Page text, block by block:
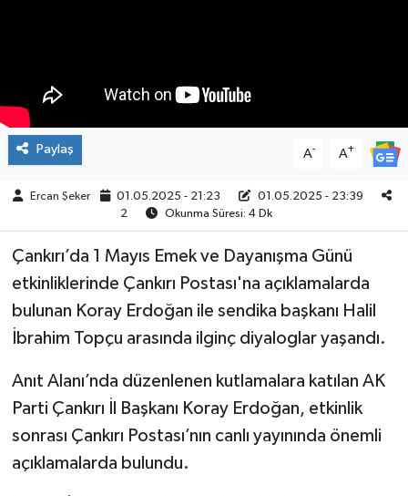
Paylaş A- A+
Ercan Şeker 01.05.2025 - 21:23
01.05.2025 - 23:39
2
Okunma Süresi: 4 Dk
Çankırı’da 1 Mayıs Emek ve Dayanışma Günü
etkinliklerinde Çankırı Postası'na açıklamalarda
bulunan Koray Erdoğan ile sendika başkanı Halil
İbrahim Topçu arasında ilginç diyaloglar yaşandı.
Anıt Alanı’nda düzenlenen kutlamalara katılan AK
Parti Çankırı İl Başkanı Koray Erdoğan, etkinlik
sonrası Çankırı Postası’nın canlı yayınında önemli
açıklamalarda bulundu.
MAGAZİN
BİLİM&TEKNOLOJİ
BÖLGE
DÜNYA